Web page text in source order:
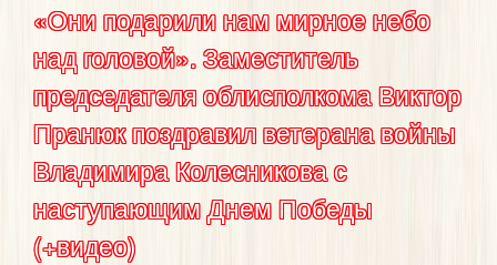
«Они подарили нам мирное небо
над головой». Заместитель
председателя облисполкома Виктор
Пранюк поздравил ветерана войны
Владимира Колесникова с
наступающим Днем Победы
(+видео)